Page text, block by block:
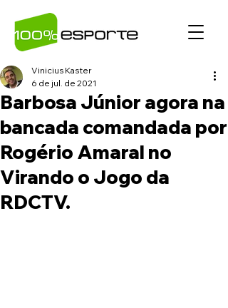
Barbosa Júnior agora na
bancada comandada por
Rogério Amaral no
Virando o Jogo da
RDCTV.
Vinicius Kaster
6 de jul. de 2021